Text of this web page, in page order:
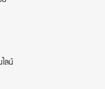
ลน์